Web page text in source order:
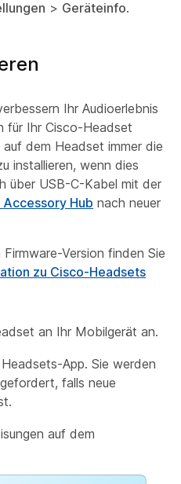
> Geräteinfo.
Ihr Audioerlebnis
für Ihr Cisco-Headset
dem Headset immer die
installieren, wenn dies
über USB-C-Kabel mit der
Accessory Hub nach neuer
Version finden Sie
zu Cisco-Headsets
an Ihr Mobilgerät an.
App. Sie werden
falls neue
auf dem